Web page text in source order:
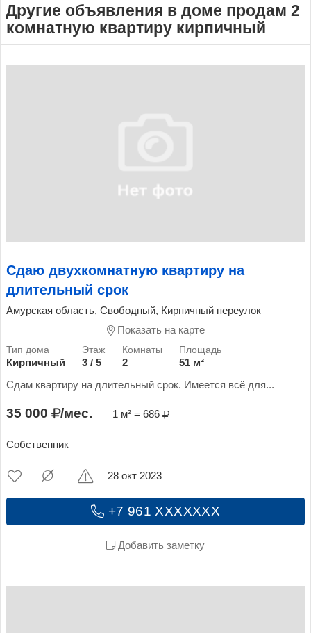
Другие объявления в доме продам 2
комнатную квартиру кирпичный
Сдаю двухкомнатную квартиру на
длительный срок
Амурская область, Свободный, Кирпичный переулок
Показать на карте
Кирпичный 3 / 5 2
51 м²
Сдам квартиру на длительный срок. Имеется всё для...
35 000 /мес. 1 м² = 686
Собственник
+7 961 XXXXXXX
Добавить заметку
28 окт 2023